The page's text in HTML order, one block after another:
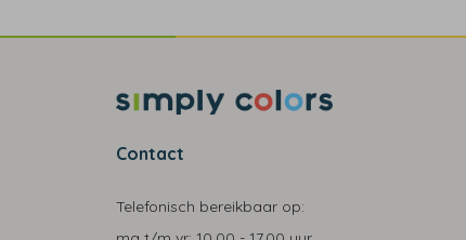
Contact
Telefonisch bereikbaar op: